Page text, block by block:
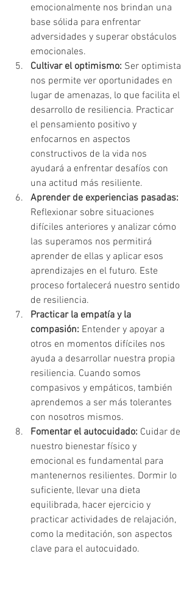
emocionalmente nos brindan una
base sólida para enfrentar
adversidades y superar obstáculos
emocionales.
Cultivar el optimismo: Ser optimista
nos permite ver oportunidades en
lugar de amenazas, lo que facilita el
desarrollo de resiliencia. Practicar
el pensamiento positivo y
enfocarnos en aspectos
constructivos de la vida nos
ayudará a enfrentar desafíos con
una actitud más resiliente.
Aprender de experiencias pasadas:
Reflexionar sobre situaciones
difíciles anteriores y analizar cómo
las superamos nos permitirá
aprender de ellas y aplicar esos
aprendizajes en el futuro. Este
proceso fortalecerá nuestro sentido
de resiliencia.
Practicar la empatía y la
compasión: Entender y apoyar a
otros en momentos difíciles nos
ayuda a desarrollar nuestra propia
resiliencia. Cuando somos
compasivos y empáticos, también
aprendemos a ser más tolerantes
con nosotros mismos.
Fomentar el autocuidado: Cuidar de
nuestro bienestar físico y
emocional es fundamental para
mantenernos resilientes. Dormir lo
suficiente, llevar una dieta
equilibrada, hacer ejercicio y
practicar actividades de relajación,
como la meditación, son aspectos
clave para el autocuidado.